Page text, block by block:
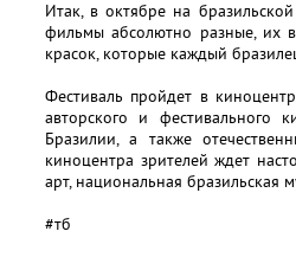
Итак, в октябре на
фильмы абсолютно разные, их
красок, которые каждый
Фестиваль пройдет в
авторского и фестивального
Бразилии, а также
киноцентра зрителей ждет
арт, национальная бразильская
#тб